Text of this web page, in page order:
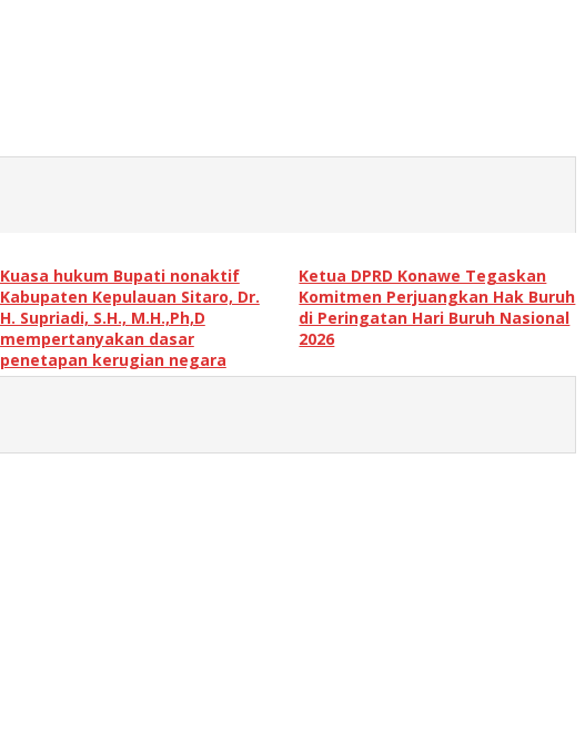
Kuasa hukum Bupati nonaktif
Kabupaten Kepulauan Sitaro, Dr.
H. Supriadi, S.H., M.H.,Ph,D
mempertanyakan dasar
penetapan kerugian negara
Ketua DPRD Konawe Tegaskan
Komitmen Perjuangkan Hak Buruh
di Peringatan Hari Buruh Nasional
2026